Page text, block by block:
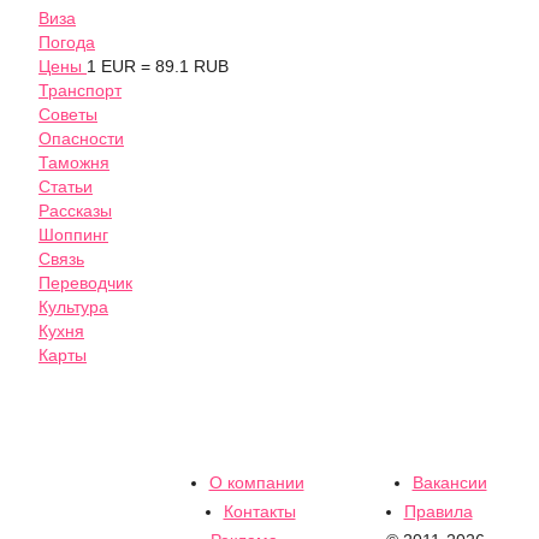
Виза
Погода
Цены 1 EUR = 89.1 RUB
Транспорт
Советы
Опасности
Таможня
Статьи
Рассказы
Шоппинг
Связь
Переводчик
Культура
Кухня
Карты
О компании
Вакансии
Контакты
Правила